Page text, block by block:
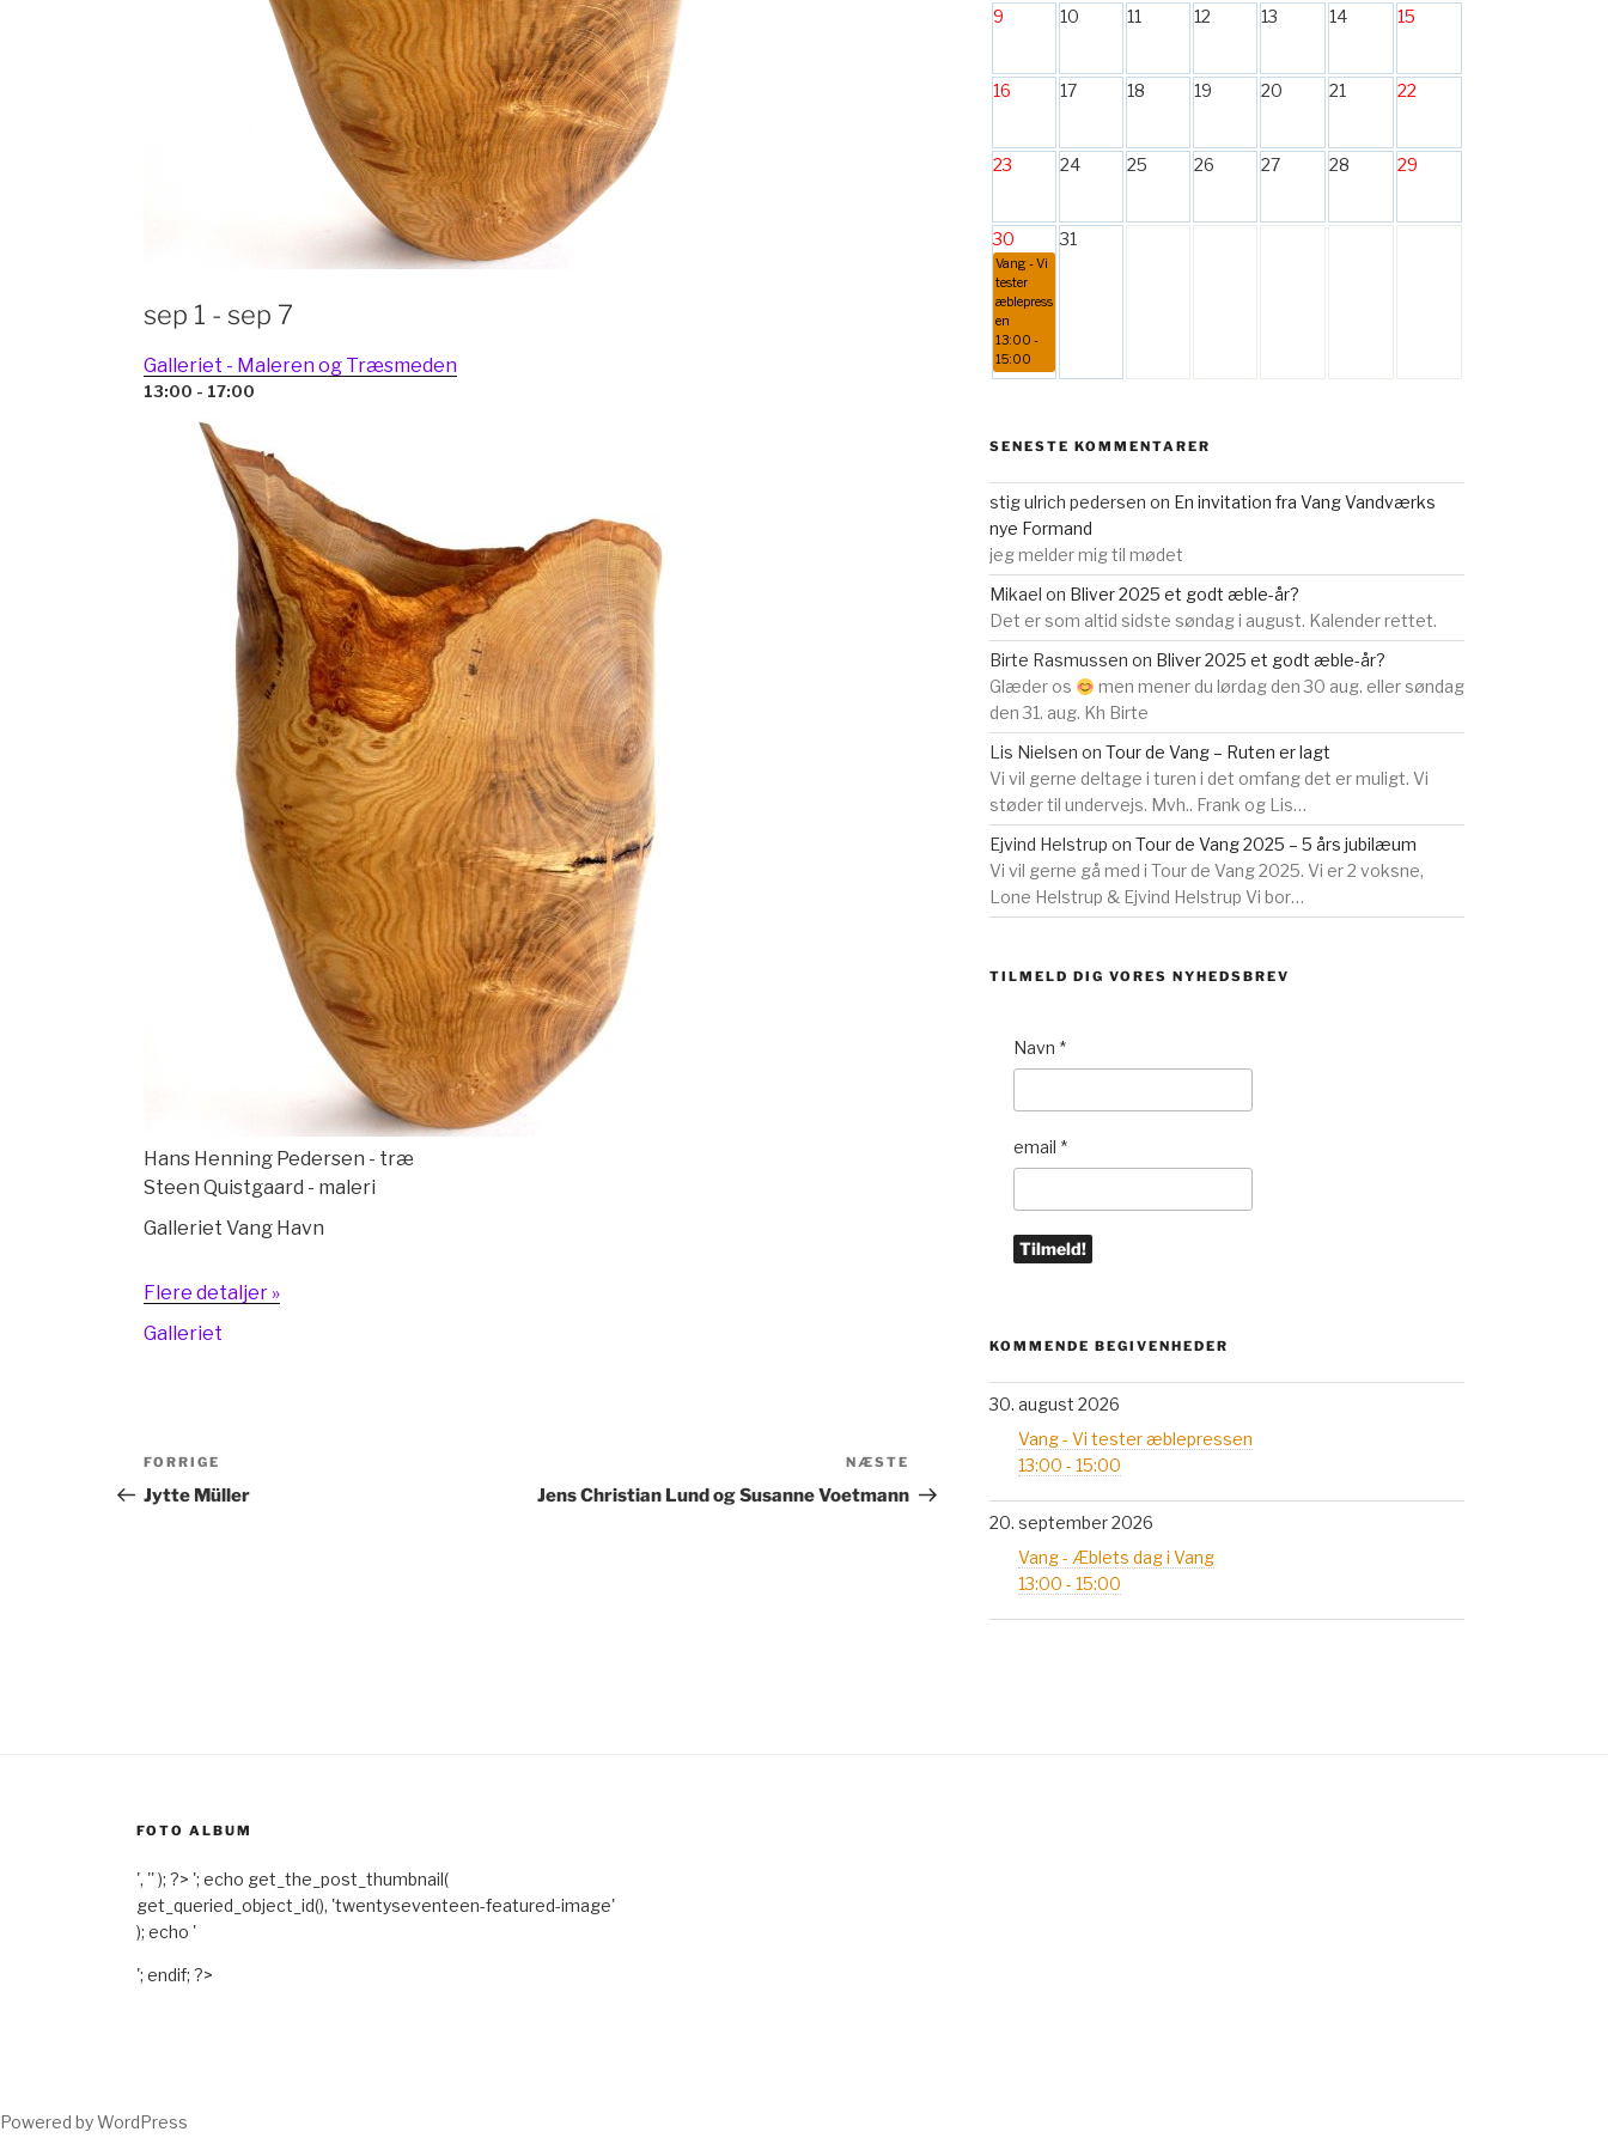
sep 1 - sep 7
Galleriet - Maleren og Træsmeden
13:00 - 17:00
Hans Henning Pedersen - træ
Steen Quistgaard - maleri
Galleriet Vang Havn
Flere detaljer »
Galleriet
Indlægsnavigation
Forrige
indlæg
FORRIGE
Jytte Müller
indlæg
NÆSTE
Jens Christian Lund og Susanne Voetmann
9 10 11 12 13 14 15
16 17 18 19 20 21 22
23 24 25 26 27 28 29
30
Vang - Vi
tester
æblepress
en
13:00 -
15:00
31
SENESTE KOMMENTARER
stig ulrich pedersen on En invitation fra Vang Vandværks
nye Formand
jeg melder mig til mødet
Mikael on Bliver 2025 et godt æble-år?
Det er som altid sidste søndag i august. Kalender rettet.
Birte Rasmussen on Bliver 2025 et godt æble-år?
Glæder os
men mener du lørdag den 30 aug. eller søndag
den 31. aug. Kh Birte
Lis Nielsen on Tour de Vang – Ruten er lagt
Vi vil gerne deltage i turen i det omfang det er muligt. Vi
støder til undervejs. Mvh.. Frank og Lis…
Ejvind Helstrup on Tour de Vang 2025 – 5 års jubilæum
Vi vil gerne gå med i Tour de Vang 2025. Vi er 2 voksne,
Lone Helstrup & Ejvind Helstrup Vi bor…
TILMELD DIG VORES NYHEDSBREV
Navn *
email *
KOMMENDE BEGIVENHEDER
30. august 2026
Vang - Vi tester æblepressen
13:00 - 15:00
20. september 2026
Vang - Æblets dag i Vang
13:00 - 15:00
FOTO ALBUM
', '' ); ?> '; echo get_the_post_thumbnail(
get_queried_object_id(), 'twentyseventeen-featured-image'
); echo '
'; endif; ?>
Powered by WordPress